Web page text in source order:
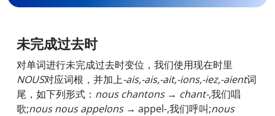
未完成过去时
对单词进行未完成过去时变位，我们使用现在时里
NOUS对应词根，并加上-ais,-ais,-ait,-ions,-iez,-aient词
尾，如下列形式： nous chantons → chant-,我们唱
歌;nous nous appelons→ appel-,我们呼叫;nous